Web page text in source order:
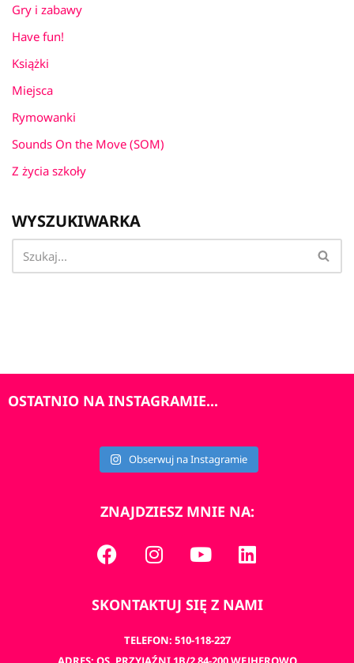
Gry i zabawy
Have fun!
Książki
Miejsca
Rymowanki
Sounds On the Move (SOM)
Z życia szkoły
WYSZUKIWARKA
OSTATNIO NA INSTAGRAMIE...
Obserwuj na Instagramie
ZNAJDZIESZ MNIE NA:
SKONTAKTUJ SIĘ Z NAMI
TELEFON: 510-118-227